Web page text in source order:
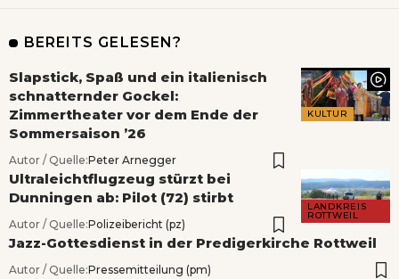
BEREITS GELESEN?
KULTUR
Slapstick, Spaß und ein italienisch
schnatternder Gockel:
Zimmertheater vor dem Ende der
Sommersaison ’26
Autor / Quelle:Peter Arnegger
LANDKREIS
ROTTWEIL
Ultraleichtflugzeug stürzt bei
Dunningen ab: Pilot (72) stirbt
Autor / Quelle:Polizeibericht (pz)
Jazz-Gottesdienst in der Predigerkirche Rottweil
Autor / Quelle:Pressemitteilung (pm)